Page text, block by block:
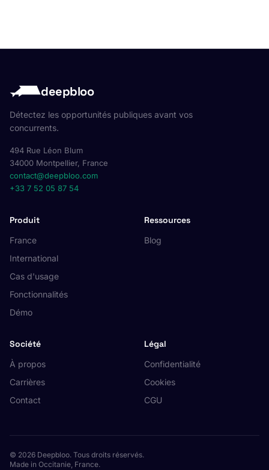
deepbloo
Détectez les opportunités publiques avant vos
concurrents.
494 Rue Léon Blum
34000 Montpellier, France
contact@deepbloo.com
+33 7 52 05 87 54
Produit
France
International
Cas d'usage
Fonctionnalités
Démo
Ressources
Blog
Société
À propos
Carrières
Contact
Légal
Confidentialité
Cookies
CGU
© 2026 Deepbloo. Tous droits réservés.
Made in Occitanie, France.